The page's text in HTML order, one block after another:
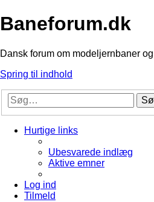
Baneforum.dk
Dansk forum om modeljernbaner
Spring til indhold
Hurtige links
Ubesvarede indlæg
Aktive emner
Log ind
Tilmeld